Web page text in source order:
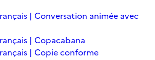
| Conversation animée avec
| Copacabana
| Copie conforme